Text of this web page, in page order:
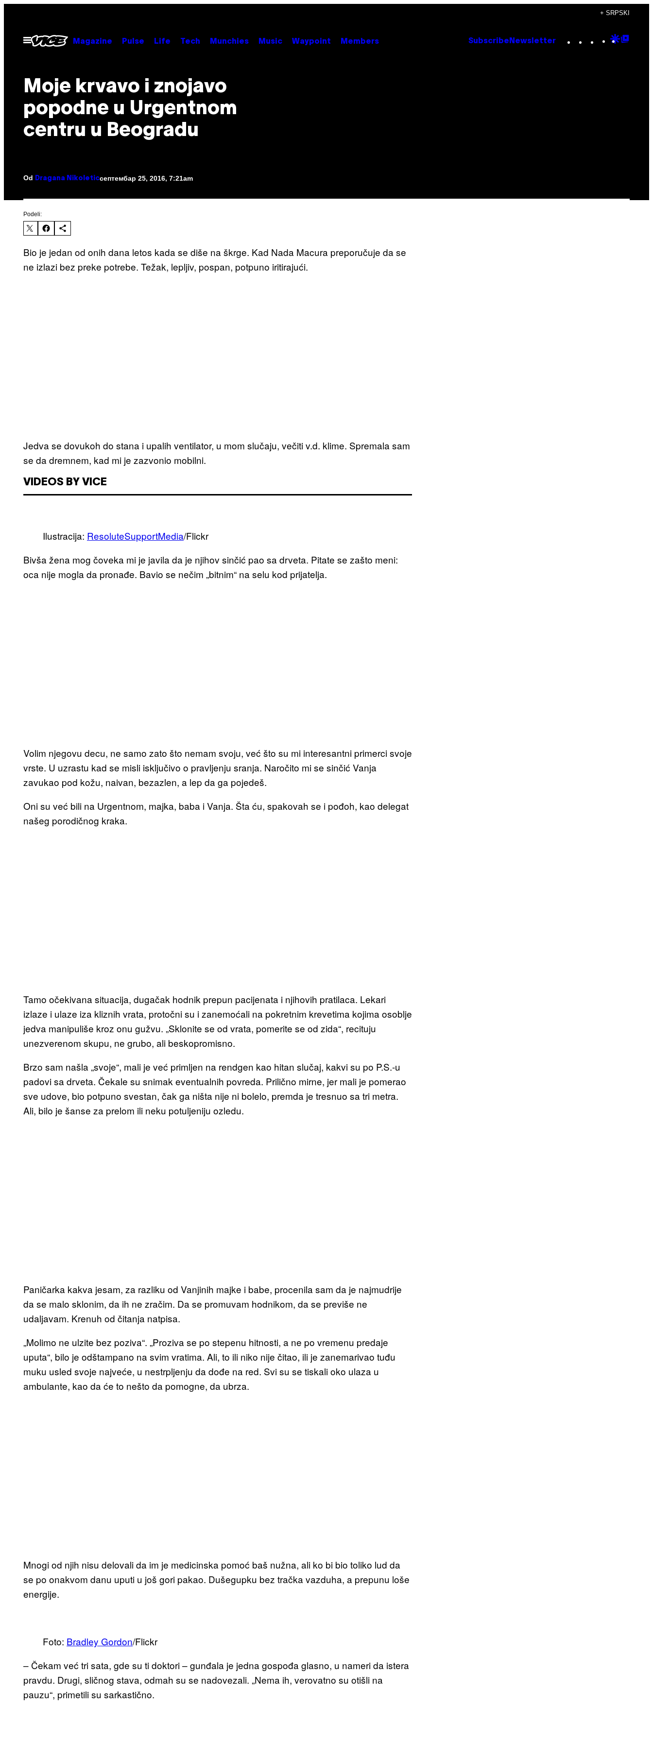
садржај
+ SRPSKI
Otvori
Meni
Magazine Pulse Life Tech Munchies Music Waypoint Members Subscribe Newsletter Instagram
TikTok
YouTube
Google
​Moje krvavo i znojavo
popodne u Urgentnom
centru u Beogradu
Od Dragana Nikoleticсептембар 25, 2016, 7:21am
Podeli:
Bio je jedan od onih dana letos kada se diše na škrge. Kad Nada Macura preporučuje da se
ne izlazi bez preke potrebe. Težak, lepljiv, pospan, potpuno iritirajući.
Jedva se dovukoh do stana i upalih ventilator, u mom slučaju, večiti v.d. klime. Spremala sam
se da dremnem, kad mi je zazvonio mobilni.
VIDEOS BY VICE
Ilustracija: ResoluteSupportMedia/Flickr
Bivša žena mog čoveka mi je javila da je njihov sinčić pao sa drveta. Pitate se zašto meni:
oca nije mogla da pronađe. Bavio se nečim „bitnim“ na selu kod prijatelja.
Volim njegovu decu, ne samo zato što nemam svoju, već što su mi interesantni primerci svoje
vrste. U uzrastu kad se misli isključivo o pravljenju sranja. Naročito mi se sinčić Vanja
zavukao pod kožu, naivan, bezazlen, a lep da ga pojedeš.
Oni su već bili na Urgentnom, majka, baba i Vanja. Šta ću, spakovah se i pođoh, kao delegat
našeg porodičnog kraka.
Tamo očekivana situacija, dugačak hodnik prepun pacijenata i njihovih pratilaca. Lekari
izlaze i ulaze iza kliznih vrata, protočni su i zanemoćali na pokretnim krevetima kojima osoblje
jedva manipuliše kroz onu gužvu. „Sklonite se od vrata, pomerite se od zida“, recituju
unezverenom skupu, ne grubo, ali beskopromisno.
Brzo sam našla „svoje“, mali je već primljen na rendgen kao hitan slučaj, kakvi su po P.S.-u
padovi sa drveta. Čekale su snimak eventualnih povreda. Prilično mirne, jer mali je pomerao
sve udove, bio potpuno svestan, čak ga ništa nije ni bolelo, premda je tresnuo sa tri metra.
Ali, bilo je šanse za prelom ili neku potuljeniju ozledu.
Paničarka kakva jesam, za razliku od Vanjinih majke i babe, procenila sam da je najmudrije
da se malo sklonim, da ih ne zračim. Da se promuvam hodnikom, da se previše ne
udaljavam. Krenuh od čitanja natpisa.
„Molimo ne ulzite bez poziva“. „Proziva se po stepenu hitnosti, a ne po vremenu predaje
uputa“, bilo je odštampano na svim vratima. Ali, to ili niko nije čitao, ili je zanemarivao tuđu
muku usled svoje najveće, u nestrpljenju da dođe na red. Svi su se tiskali oko ulaza u
ambulante, kao da će to nešto da pomogne, da ubrza.
Mnogi od njih nisu delovali da im je medicinska pomoć baš nužna, ali ko bi bio toliko lud da
se po onakvom danu uputi u još gori pakao. Dušegupku bez tračka vazduha, a prepunu loše
energije.
Foto: Bradley Gordon/Flickr
– Čekam već tri sata, gde su ti doktori – gunđala je jedna gospođa glasno, u nameri da istera
pravdu. Drugi, sličnog stava, odmah su se nadovezali. „Nema ih, verovatno su otišli na
pauzu“, primetili su sarkastično.